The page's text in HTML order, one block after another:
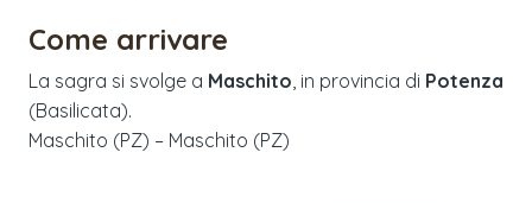
Come arrivare
La sagra si svolge a Maschito , in provincia di Potenza
(Basilicata).
Maschito (PZ) – Maschito (PZ)